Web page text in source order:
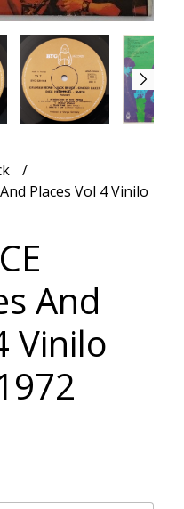
Places Vol 4 Vinilo
And
Vinilo